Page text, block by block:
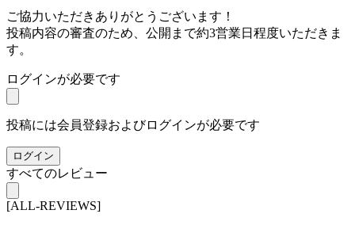
ご協力いただきありがとうございます！
投稿内容の審査のため、公開まで約3営業日程度いただきま
す。
ログインが必要です
投稿には会員登録およびログインが必要です
ログイン
すべてのレビュー
[ALL-REVIEWS]